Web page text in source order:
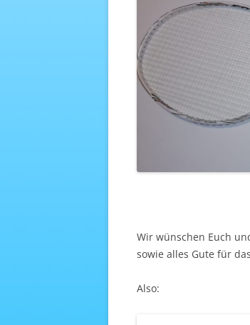
Wir wünschen Euch
sowie alles Gute für
Also: